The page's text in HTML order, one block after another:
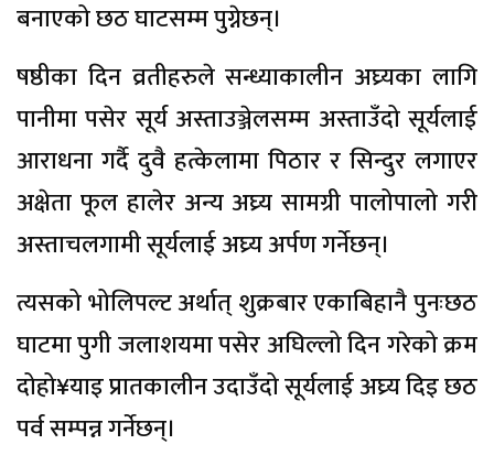
बनाएको छठ घाटसम्म पुग्नेछन्।
षष्ठीका दिन व्रतीहरुले सन्ध्याकालीन अघ्र्यका लागि
पानीमा पसेर सूर्य अस्ताउञ्जेलसम्म अस्ताउँदो सूर्यलाई
आराधना गर्दै दुवै हत्केलामा पिठार र सिन्दुर लगाएर
अक्षेता फूल हालेर अन्य अघ्र्य सामग्री पालोपालो गरी
अस्ताचलगामी सूर्यलाई अघ्र्य अर्पण गर्नेछन्।
त्यसको भोलिपल्ट अर्थात् शुक्रबार एकाबिहानै पुनःछठ
घाटमा पुगी जलाशयमा पसेर अघिल्लो दिन गरेको क्रम
दोहो¥याइ प्रातकालीन उदाउँदो सूर्यलाई अघ्र्य दिइ छठ
पर्व सम्पन्न गर्नेछन्।